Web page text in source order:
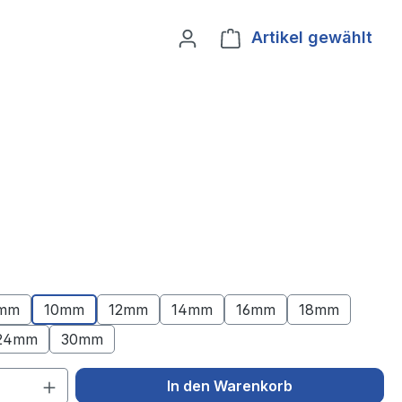
Artikel gewählt
10mm 12mm 14mm 16mm
18mm
30mm
Anzahl: Gib den gewünschten Wert
In den Warenkorb